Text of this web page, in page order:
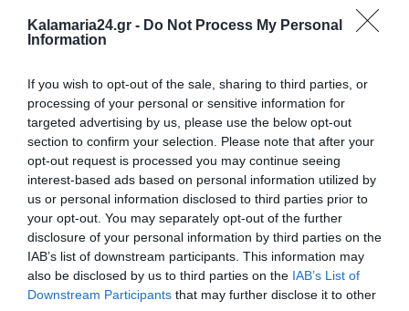
Kalamaria24.gr - Do Not Process My Personal
Information
If you wish to opt-out of the sale, sharing to third parties, or
processing of your personal or sensitive information for
targeted advertising by us, please use the below opt-out
section to confirm your selection. Please note that after your
opt-out request is processed you may continue seeing
interest-based ads based on personal information utilized by
us or personal information disclosed to third parties prior to
your opt-out. You may separately opt-out of the further
disclosure of your personal information by third parties on the
IAB’s list of downstream participants. This information may
also be disclosed by us to third parties on the IAB’s List of
Downstream Participants that may further disclose it to other